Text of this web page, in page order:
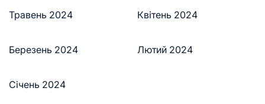
Травень 2024 Квітень 2024
Березень 2024 Лютий 2024
Січень 2024